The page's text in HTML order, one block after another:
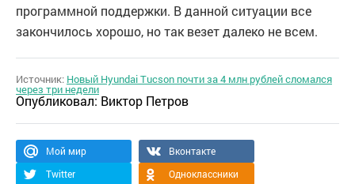
программной поддержки. В данной ситуации все
закончилось хорошо, но так везет далеко не всем.
Источник: Новый Hyundai Tucson почти за 4 млн рублей сломался
через три недели
Опубликовал: Виктор Петров
Мой мир
Вконтакте
Twitter
Одноклассники